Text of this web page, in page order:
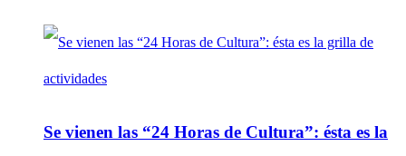
Se vienen las “24 Horas de Cultura”: ésta es la